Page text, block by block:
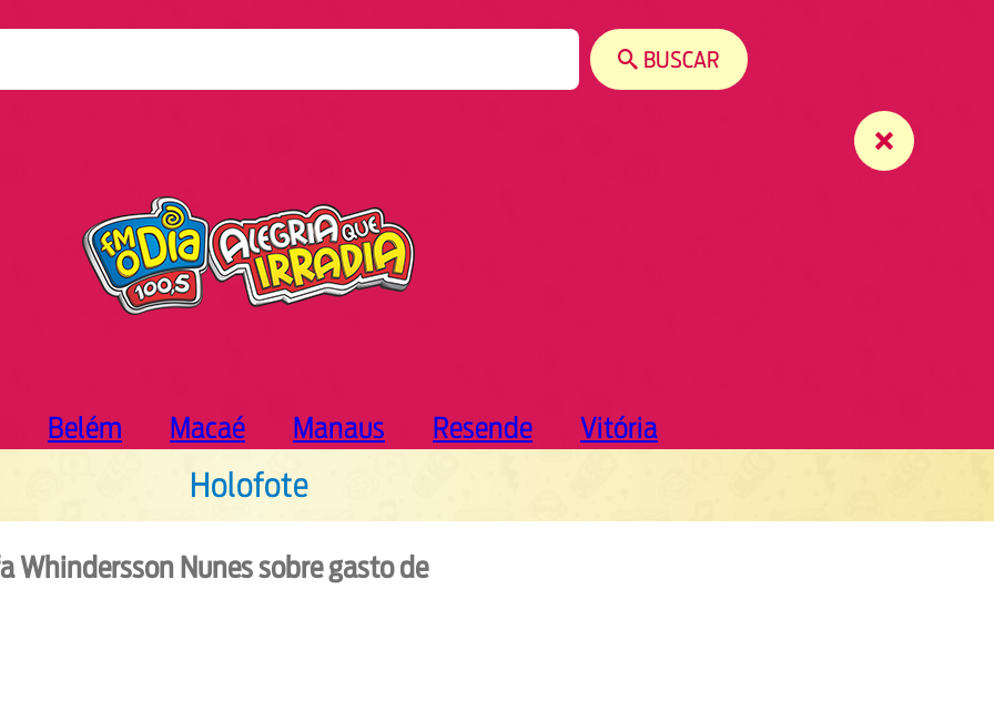
BUSCAR
Belém Macaé Manaus Resende Vitória
Holofote
Whindersson Nunes sobre gasto de